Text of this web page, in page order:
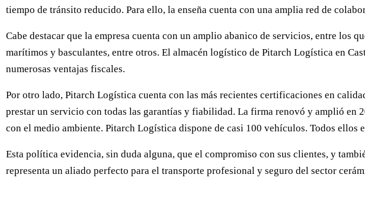
tiempo de tránsito reducido. Para ello, la enseña cuenta con una amplia red de
Cabe destacar que la empresa cuenta con un amplio abanico de servicios, entre los
marítimos y basculantes, entre otros. El almacén logístico de Pitarch Logística en
numerosas ventajas fiscales.
Por otro lado, Pitarch Logística cuenta con las más recientes certificaciones en
prestar un servicio con todas las garantías y fiabilidad. La firma renovó y amplió en
con el medio ambiente. Pitarch Logística dispone de casi 100 vehículos. Todos ellos
Esta política evidencia, sin duda alguna, que el compromiso con sus clientes, y
representa un aliado perfecto para el transporte profesional y seguro del sector